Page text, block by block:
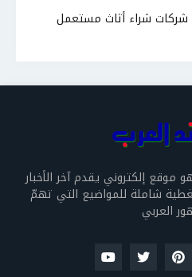
شراء أثاث مستعمل
موقع إلكتروني يقدم آخر الأخبار
تغطية شاملة للمواضيع التي تهمّ
العربي